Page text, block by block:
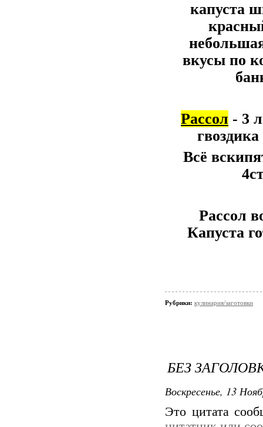
капуста
вкусы по
Рассол - 3
Всё
Рассол
Капуста
Рубрики: кулинария/заготовки
БЕЗ
Воскресенье, 13
Это цитата